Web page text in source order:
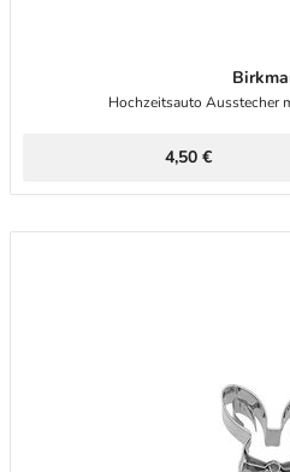
Hochzeitsauto Ausstecher
4,50 €